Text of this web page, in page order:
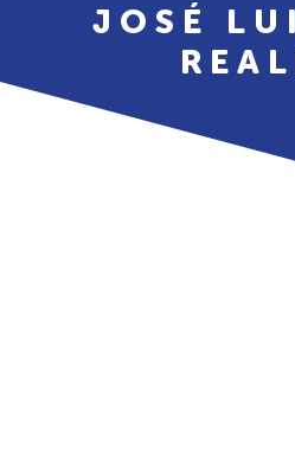
JOSÉ